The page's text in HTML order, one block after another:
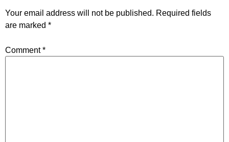
Your email address will not be published. Required fields
are marked *
Comment*